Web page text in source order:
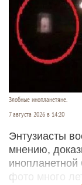
Злобные инопланетяне.
7 августа 2026 в 14:20
Энтузиасты
мнению,
фото много